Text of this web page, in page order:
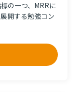
の一つ、MRRに
開する勉強コン